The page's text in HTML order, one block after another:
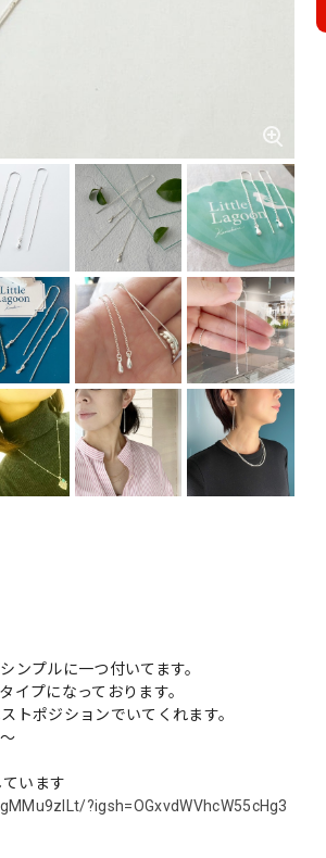
ンプルに一つ付いてます。
イプになっております。
トポジションでいてくれます。
います
?igsh=OGxvdWVhcW55cHg3